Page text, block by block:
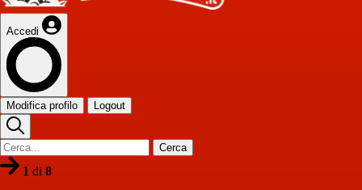
Accedi
Modifica profilo Logout
Cerca
1 di 8